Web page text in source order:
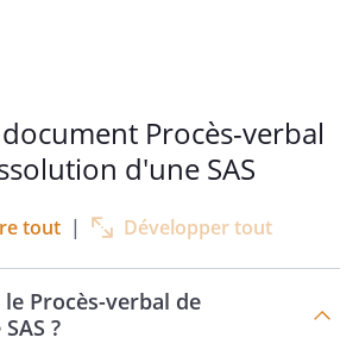
Procès-verbal
d'une SAS
tout | Développer tout
Procès-verbal de
?